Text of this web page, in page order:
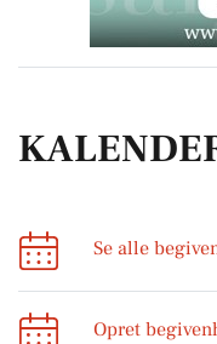
Se alle
Opret